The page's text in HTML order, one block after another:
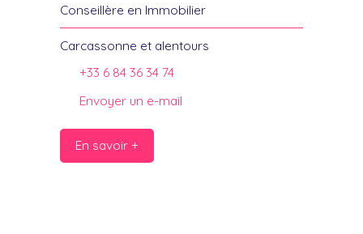
Conseillère en Immobilier
Carcassonne et alentours
+33 6 84 36 34 74
Envoyer un e-mail
En savoir +